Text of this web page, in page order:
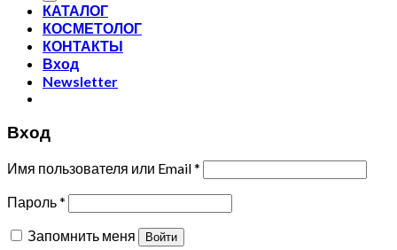
КАТАЛОГ
КОСМЕТОЛОГ
КОНТАКТЫ
Вход
Newsletter
Вход
Имя пользователя или Email*
Пароль*
Запомнить меня
Войти